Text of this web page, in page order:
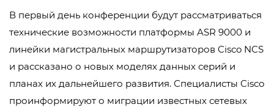
В первый день конференции будут рассматриваться
технические возможности платформы ASR 9000 и
линейки магистральных маршрутизаторов Cisco NCS
и рассказано о новых моделях данных серий и
планах их дальнейшего развития. Специалисты Cisco
проинформируют о миграции известных сетевых